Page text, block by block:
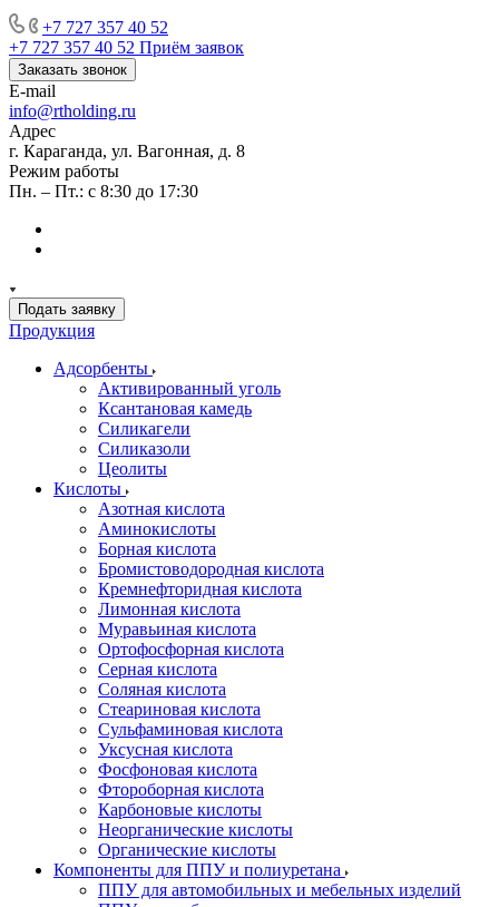
+7 727 357 40 52
+7 727 357 40 52 Приём заявок
Заказать звонок
E-mail
info@rtholding.ru
Адрес
г. Караганда, ул. Вагонная, д. 8
Режим работы
Пн. – Пт.: с 8:30 до 17:30
Подать заявку
Продукция
Адсорбенты
Активированный уголь
Ксантановая камедь
Силикагели
Силиказоли
Цеолиты
Кислоты
Азотная кислота
Аминокислоты
Борная кислота
Бромистоводородная кислота
Кремнефторидная кислота
Лимонная кислота
Муравьиная кислота
Ортофосфорная кислота
Серная кислота
Соляная кислота
Стеариновая кислота
Сульфаминовая кислота
Уксусная кислота
Фосфоновая кислота
Фтороборная кислота
Карбоновые кислоты
Неорганические кислоты
Органические кислоты
Компоненты для ППУ и полиуретана
ППУ для автомобильных и мебельных изделий